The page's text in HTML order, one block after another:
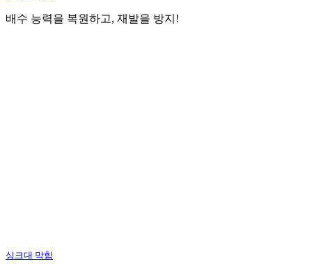
배수 능력을 복원하고, 재발을 방지!
싱크대 막힘